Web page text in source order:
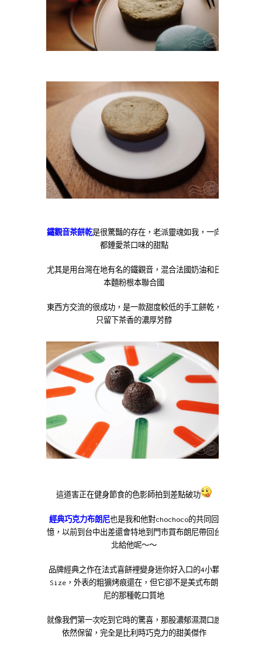
鐵觀音茶餅乾是很驚豔的存在，老派靈魂如我，一向
都鍾愛茶口味的甜點
尤其是用台灣在地有名的鐵觀音，混合法國奶油和日
本麵粉根本聯合國
東西方交流的很成功，是一款甜度較低的手工餅乾，
只留下茶香的濃厚芳醇
這道害正在健身節食的色影師拍到差點破功
經典巧克力布朗尼也是我和他對chochoco的共同回
憶，以前到台中出差還會特地到門市買布朗尼帶回台
北給他呢～～
品牌經典之作在法式喜餅裡變身迷你好入口的4小顆
Size，外表的粗獷烤痕還在，但它卻不是美式布朗
尼的那種乾口質地
就像我們第一次吃到它時的驚喜，那股濃郁濕潤口感
依然保留，完全是比利時巧克力的甜美傑作